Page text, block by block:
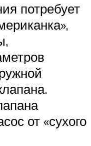
потребует
от «сухого